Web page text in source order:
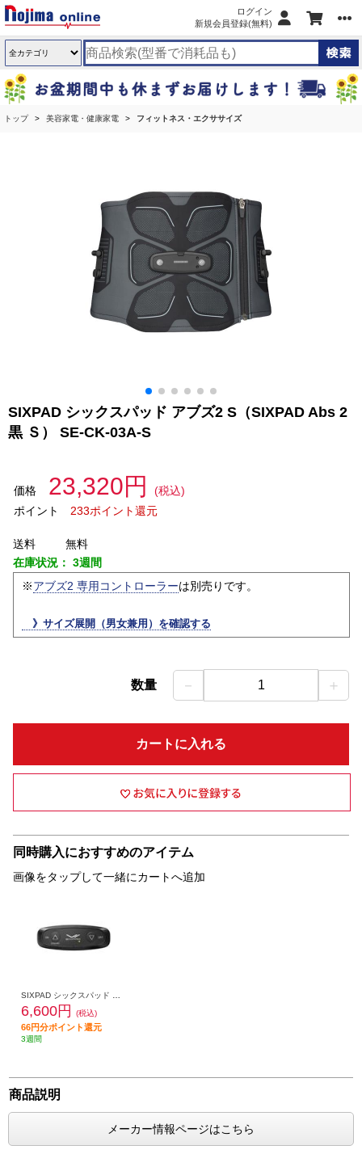
ログイン
新規会員登録(無料)
トップ 美容家電・健康家電 フィットネス・エクササイズ
SIXPAD シックスパッド アブズ2 S（SIXPAD Abs 2
黒 Ｓ） SE-CK-03A-S
価格 23,320円
(税込)
ポイント
233ポイント還元
送料
無料
在庫状況： 3週間
※アブズ2 専用コントローラーは別売りです。
》サイズ展開（男女兼用）を確認する
数量 － 1 ＋
カートに入れる
同時購入におすすめのアイテム
画像をタップして一緒にカートへ追加
6,600円 (税込)
66円分ポイント還元
3週間
商品説明
メーカー情報ページはこちら